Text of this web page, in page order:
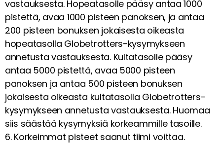
vastauksesta. Hopeatasolle pääsy antaa 1000
pistettä, avaa 1000 pisteen panoksen, ja antaa
200 pisteen bonuksen jokaisesta oikeasta
hopeatasolla Globetrotters-kysymykseen
annetusta vastauksesta. Kultatasolle pääsy
antaa 5000 pistettä, avaa 5000 pisteen
panoksen ja antaa 500 pisteen bonuksen
jokaisesta oikeasta kultatasolla Globetrotters-
kysymykseen annetusta vastauksesta. Huomaa
siis säästää kysymyksiä korkeammille tasoille.
6. Korkeimmat pisteet saanut tiimi voittaa.